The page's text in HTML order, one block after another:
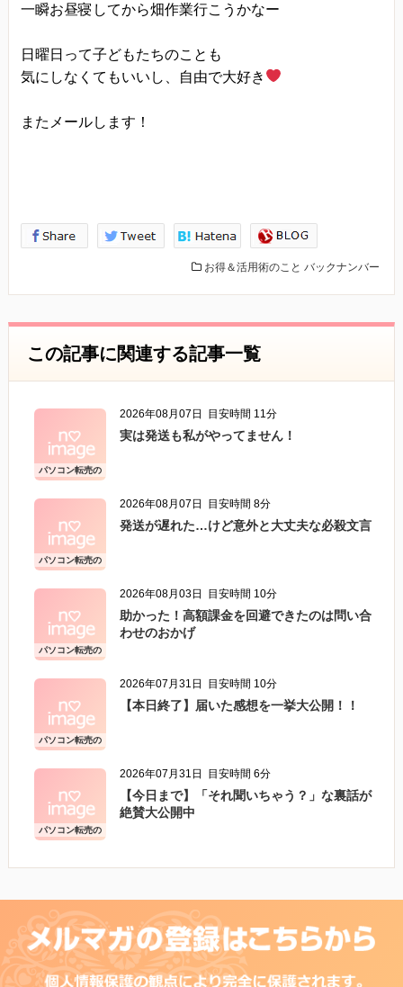
一瞬お昼寝してから畑作業行こうかなー
日曜日って子どもたちのことも
気にしなくてもいいし、自由で大好き
またメールします！
お得＆活用術のこと バックナンバー
この記事に関連する記事一覧
パソコン転売の
こと
2026年08月07日 目安時間 11分
実は発送も私がやってません！
パソコン転売の
こと
2026年08月07日 目安時間 8分
発送が遅れた…けど意外と大丈夫な必殺文言
パソコン転売の
こと
2026年08月03日 目安時間 10分
助かった！高額課金を回避できたのは問い合
わせのおかげ
パソコン転売の
こと
2026年07月31日 目安時間 10分
【本日終了】届いた感想を一挙大公開！！
パソコン転売の
こと
2026年07月31日 目安時間 6分
【今日まで】「それ聞いちゃう？」な裏話が
絶賛大公開中